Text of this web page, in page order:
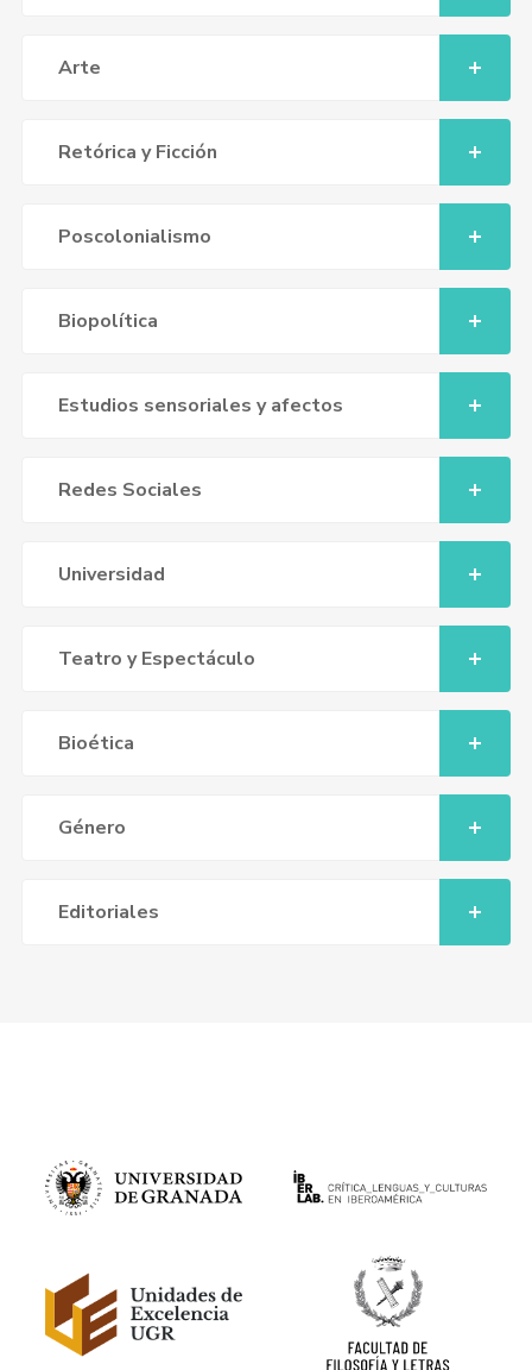
Arte
Retórica y Ficción
Poscolonialismo
Biopolítica
Estudios sensoriales y afectos
Redes Sociales
Universidad
Teatro y Espectáculo
Bioética
Género
Editoriales